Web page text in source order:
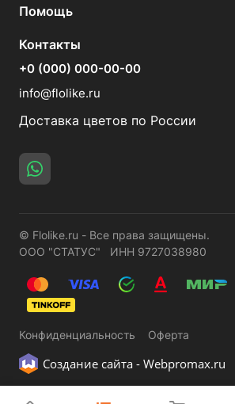
Помощь
Контакты
+0 (000) 000-00-00
info@flolike.ru
Доставка цветов по России
© Flolike.ru - Все права защищены.
ООО "СТАТУС" ИНН 9727038980
Конфиденциальность Оферта
Создание сайта - Webpromax.ru